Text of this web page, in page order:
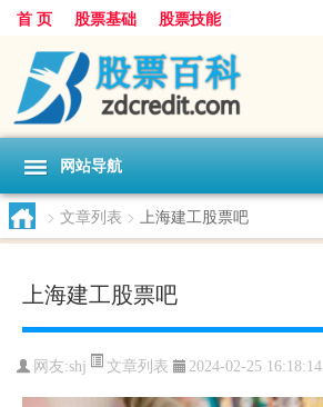
首 页 股票基础 股票技能
网站导航
> 文章列表 > 上海建工股票吧
上海建工股票吧
网友:shj 文章列表 2024-02-25 16:18:14